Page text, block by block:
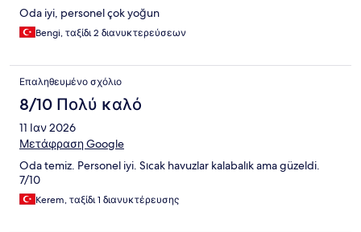
Oda iyi, personel çok yoğun
Bengi, ταξίδι 2 διανυκτερεύσεων
Επαληθευμένο σχόλιο
8/10 Πολύ καλό
11 Ιαν 2026
Μετάφραση Google
Oda temiz. Personel iyi. Sıcak havuzlar kalabalık ama güzeldi.
7/10
Kerem, ταξίδι 1 διανυκτέρευσης